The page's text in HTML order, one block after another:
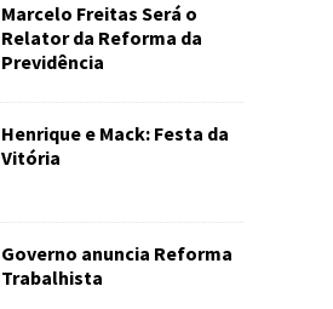
Marcelo Freitas Será o
Relator da Reforma da
Previdência
Henrique e Mack: Festa da
Vitória
Governo anuncia Reforma
Trabalhista